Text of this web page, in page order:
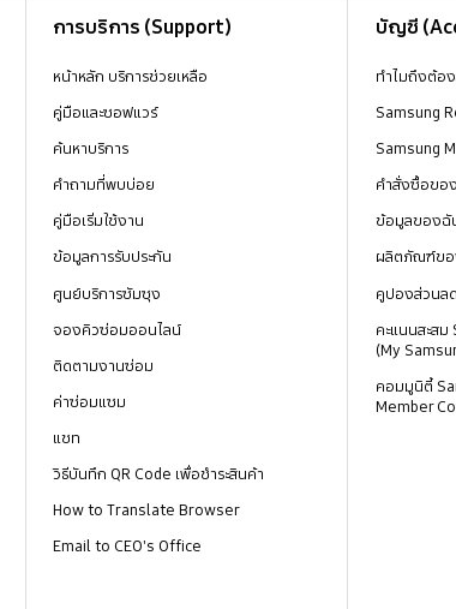
การบริการ (Support)
หน้าหลัก บริการช่วยเหลือ
คู่มือและซอฟแวร์
ค้นหาบริการ
คำถามที่พบบ่อย
คู่มือเริ่มใช้งาน
ข้อมูลการรับประกัน
ศูนย์บริการซัมซุง
จองคิวซ่อมออนไลน์
ติดตามงานซ่อม
ค่าซ่อมแซม
แชท
วิธีบันทึก QR Code เพื่อชำระสินค้า
How to Translate Browser
Email to CEO's Office
บัญชี
ทำไมถึงต้อ
Samsung
Samsung
คำสั่งซื้อขอ
ข้อมูลของฉั
ผลิตภัณฑ์ขอ
คูปองส่วนล
คะแนนสะส
(My
คอมมูนิตี้
Member